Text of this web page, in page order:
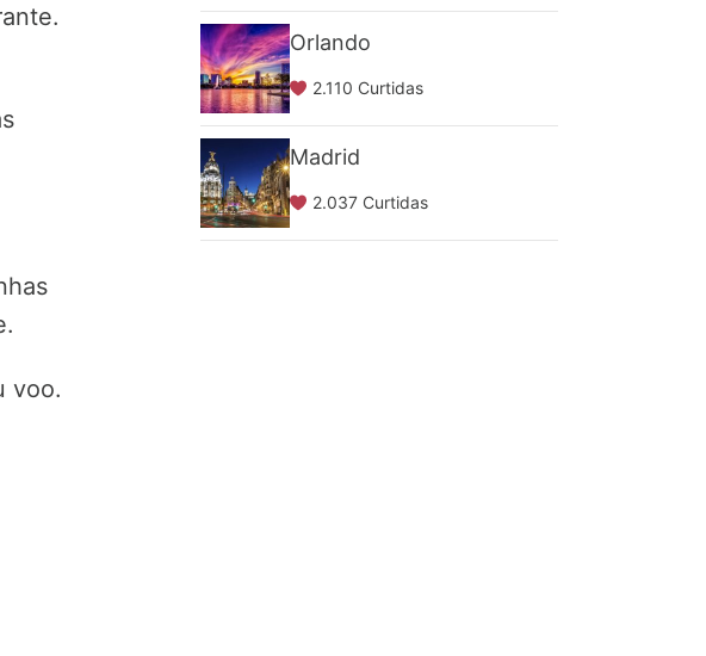
voo.
Orlando
2.110 Curtidas
Madrid
2.037 Curtidas